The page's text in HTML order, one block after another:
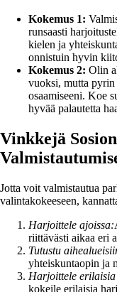
Kokemus 1:
runsaasti
kielen ja
onnistuin hyvin
Kokemus 2: Olin
vuoksi, mutta pyrin
osaamiseeni. Koe
hyvää palautetta
Vinkkejä
Jotta voit valmistautua
valintakokeeseen,
Harjoittele ajoissa:
riittävästi aikaa eri
Tutustu
yhteiskuntaopin ja
Harjoittele
kokeile erilaisia